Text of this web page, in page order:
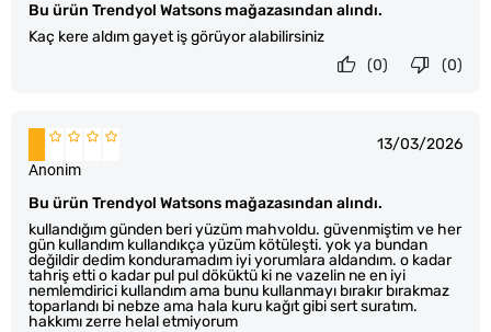
Bu ürün Trendyol Watsons mağazasından alındı.
Kaç kere aldım gayet iş görüyor alabilirsiniz
(0)
(0)
13/03/2026
Bu ürün Trendyol Watsons mağazasından alındı.
kullandığım günden beri yüzüm mahvoldu. güvenmiştim ve her
gün kullandım kullandıkça yüzüm kötüleşti. yok ya bundan
değildir dedim konduramadım iyi yorumlara aldandım. o kadar
tahriş etti o kadar pul pul döküktü ki ne vazelin ne en iyi
nemlemdirici kullandım ama bunu kullanmayı bırakır bırakmaz
toparlandı bi nebze ama hala kuru kağıt gibi sert suratım.
hakkımı zerre helal etmiyorum
Anonim